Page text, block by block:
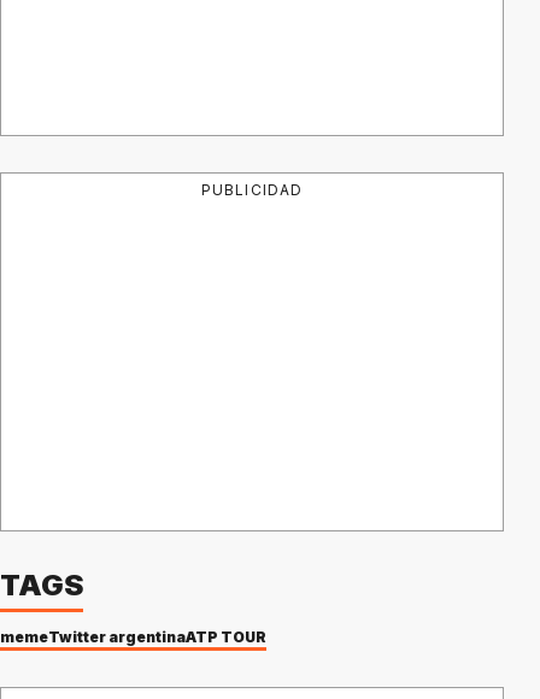
PUBLICIDAD
TAGS
memeTwitter argentinaATP TOUR